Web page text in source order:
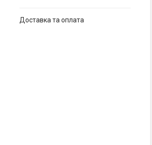
Доставка та оплата